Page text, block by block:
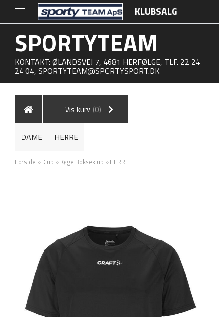
KLUBSALG
SPORTYTEAM
KONTAKT: ØLANDSVEJ 7, 4681 HERFØLGE, TLF. 22 24
24 04, SPORTYTEAM@SPORTYSPORT.DK
Vis kurv (0)
DAME HERRE
Forside » Klub » Køge Bokseklub » HERRE